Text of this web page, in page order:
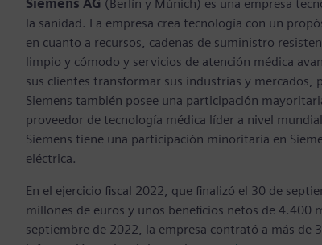
Siemens AG (Berlín y Múnich) es una empresa
la sanidad. La empresa crea tecnología con un
en cuanto a recursos, cadenas de suministro
limpio y cómodo y servicios de atención médica
sus clientes transformar sus industrias y mercados,
Siemens también posee una participación
proveedor de tecnología médica líder a nivel
Siemens tiene una participación minoritaria en
eléctrica.
En el ejercicio fiscal 2022, que finalizó el 30 de
millones de euros y unos beneficios netos de 4.400
septiembre de 2022, la empresa contrató a más de